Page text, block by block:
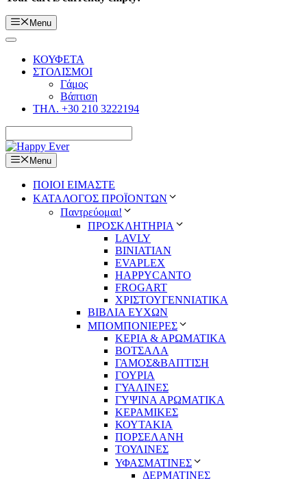
Menu
ΚΟΥΦΕΤΑ
ΣΤΟΛΙΣΜΟΙ
Γάμος
Βάπτιση
ΤΗΛ. +30 210 3222194
Menu
ΠΟΙΟΙ ΕΙΜΑΣΤΕ
ΚΑΤΑΛΟΓΟΣ ΠΡΟΪΟΝΤΩΝ
Παντρεύομαι!
ΠΡΟΣΚΛΗΤΗΡΙΑ
LAVLY
BINIATIAN
EVAPLEX
HAPPYCANTO
FROGART
ΧΡΙΣΤΟΥΓΕΝΝΙΑΤΙΚΑ
ΒΙΒΛΙΑ ΕΥΧΩΝ
ΜΠΟΜΠΟΝΙΕΡΕΣ
ΚΕΡΙΑ & ΑΡΩΜΑΤΙΚΑ
ΒΟΤΣΑΛΑ
ΓΑΜΟΣ&ΒΑΠΤΙΣΗ
ΓΟΥΡΙΑ
ΓΥΑΛΙΝΕΣ
ΓΥΨΙΝΑ ΑΡΩΜΑΤΙΚΑ
ΚΕΡΑΜΙΚΕΣ
ΚΟΥΤΑΚΙΑ
ΠΟΡΣΕΛΑΝΗ
ΤΟΥΛΙΝΕΣ
ΥΦΑΣΜΑΤΙΝΕΣ
ΔΕΡΜΑΤΙΝΕΣ